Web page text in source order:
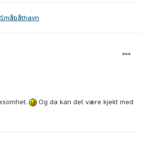
Og da kan det være kjekt med